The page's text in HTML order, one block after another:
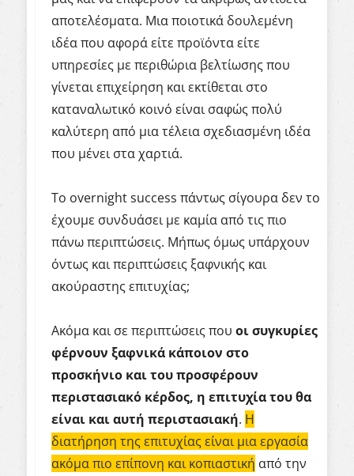
αποτελέσματα. Μια ποιοτικά δουλεμένη
ιδέα που αφορά είτε προϊόντα είτε
υπηρεσίες με περιθώρια βελτίωσης που
γίνεται επιχείρηση και εκτίθεται στο
καταναλωτικό κοινό είναι σαφώς πολύ
καλύτερη από μια τέλεια σχεδιασμένη ιδέα
που μένει στα χαρτιά.
Το overnight success πάντως σίγουρα δεν το
έχουμε συνδυάσει με καμία από τις πιο
πάνω περιπτώσεις. Μήπως όμως υπάρχουν
όντως και περιπτώσεις ξαφνικής και
ακούραστης επιτυχίας;
Ακόμα και σε περιπτώσεις που οι συγκυρίες
φέρνουν ξαφνικά κάποιον στο
προσκήνιο και του προσφέρουν
περιστασιακό κέρδος, η επιτυχία του θα
είναι και αυτή περιστασιακή. Η
διατήρηση της επιτυχίας είναι μια εργασία
ακόμα πιο επίπονη και κοπιαστική από την